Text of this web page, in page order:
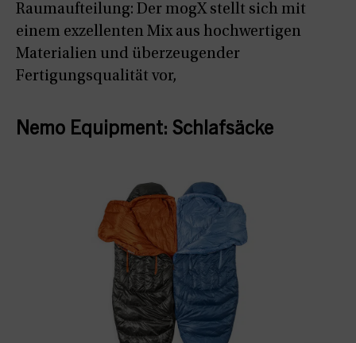
Raumaufteilung: Der mogX stellt sich mit
einem exzellenten Mix aus hochwertigen
Materialien und überzeugender
Fertigungsqualität vor,
Nemo Equipment: Schlafsäcke